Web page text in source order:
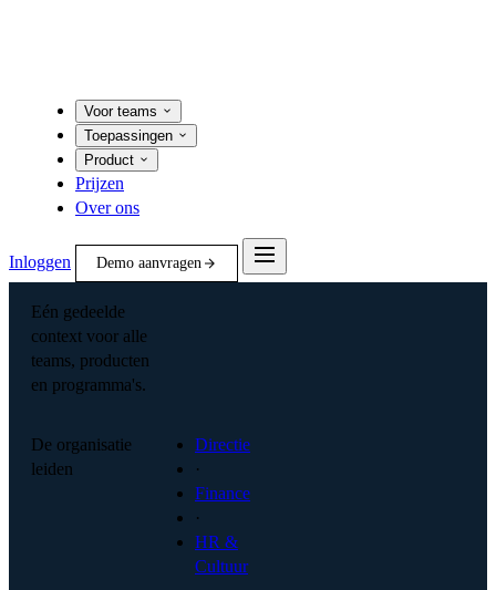
Voor teams
Toepassingen
Product
Prijzen
Over ons
Inloggen Demo aanvragen
Eén gedeelde
context voor alle
teams, producten
en programma's.
De organisatie
leiden
Directie
·
Finance
·
HR &
Cultuur